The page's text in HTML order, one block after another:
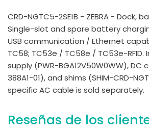
CRD-NGTC5-2SE1B - ZEBRA - Dock,
Single-slot and spare battery
USB communication / Ethernet
TC58; TC53e / TC58e / TC53e-RFID.
supply (PWR-BGA12V50W0WW), DC
388A1-01), and shims (SHIM-CRD-
specific AC cable is sold separately.
Reseñas de los